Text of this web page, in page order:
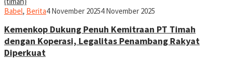
Babel, Beritajurnal
4 November 20254 November 2025
Kemenkop Dukung Penuh Kemitraan PT Timah
dengan Koperasi, Legalitas Penambang Rakyat
Diperkuat